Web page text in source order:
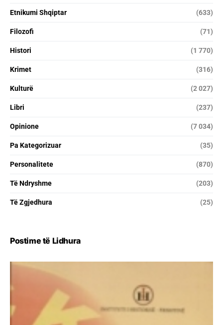
Etnikumi Shqiptar (633)
Filozofi (71)
Histori (1 770)
Krimet (316)
Kulturë (2 027)
Libri (237)
Opinione (7 034)
Pa Kategorizuar (35)
Personalitete (870)
Të Ndryshme (203)
Të Zgjedhura (25)
Postime të Lidhura